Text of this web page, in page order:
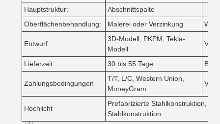
Hauptstruktur: Abschnittspalte
- Ich
Oberflächenbehandlung:
Malerei oder Verzinkung
Entwurf
3D-Modell, PKPM, Tekla-
Modell
Lieferzeit 30 bis 55 Tage
Zahlungsbedingungen
T/T, L/C, Western Union,
MoneyGram
Hochlicht
Prefabrizierte Stahlkonstruktion,
Stahlkonstruktion